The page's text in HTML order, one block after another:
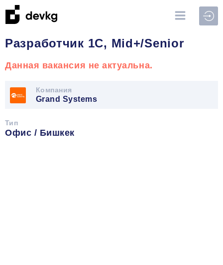
Разработчик 1С, Mid+/Senior
Данная вакансия не актуальна.
Компания
Grand Systems
Тип
Офис / Бишкек